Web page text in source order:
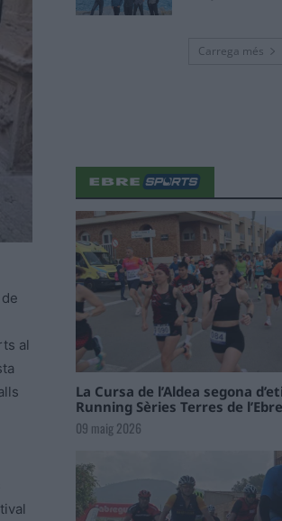
de
al
Carrega més
La Cursa de l’Aldea segona
Running Sèries Terres de l’Ebre
09 maig 2026